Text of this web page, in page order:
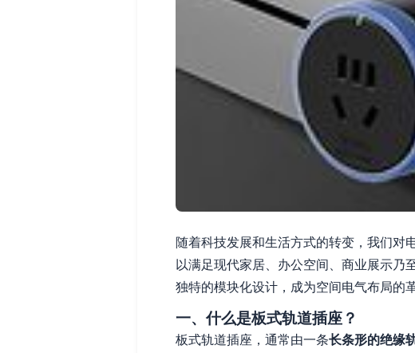
随着科技发展和生活方式的转变，我们对
以满足现代家居、办公空间、商业展示乃
独特的模块化设计，成为空间电气布局的
一、什么是板式轨道插座？
板式轨道插座，通常由一条长条形的绝缘